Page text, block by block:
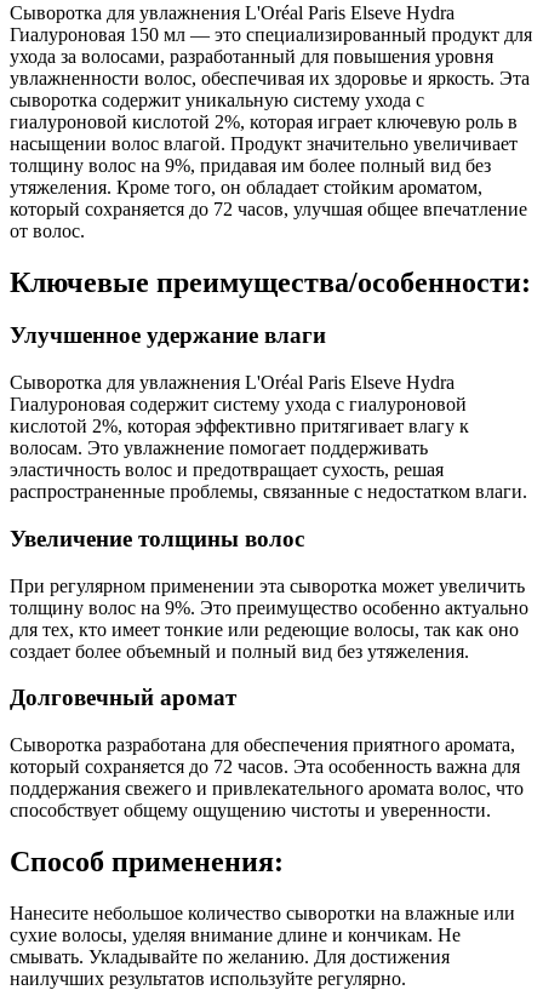
Сыворотка для увлажнения L'Oréal Paris Elseve Hydra
Гиалуроновая 150 мл — это специализированный продукт для
ухода за волосами, разработанный для повышения уровня
увлажненности волос, обеспечивая их здоровье и яркость. Эта
сыворотка содержит уникальную систему ухода с
гиалуроновой кислотой 2%, которая играет ключевую роль в
насыщении волос влагой. Продукт значительно увеличивает
толщину волос на 9%, придавая им более полный вид без
утяжеления. Кроме того, он обладает стойким ароматом,
который сохраняется до 72 часов, улучшая общее впечатление
от волос.
Ключевые преимущества/особенности:
Улучшенное удержание влаги
Сыворотка для увлажнения L'Oréal Paris Elseve Hydra
Гиалуроновая содержит систему ухода с гиалуроновой
кислотой 2%, которая эффективно притягивает влагу к
волосам. Это увлажнение помогает поддерживать
эластичность волос и предотвращает сухость, решая
распространенные проблемы, связанные с недостатком влаги.
Увеличение толщины волос
При регулярном применении эта сыворотка может увеличить
толщину волос на 9%. Это преимущество особенно актуально
для тех, кто имеет тонкие или редеющие волосы, так как оно
создает более объемный и полный вид без утяжеления.
Долговечный аромат
Сыворотка разработана для обеспечения приятного аромата,
который сохраняется до 72 часов. Эта особенность важна для
поддержания свежего и привлекательного аромата волос, что
способствует общему ощущению чистоты и уверенности.
Способ применения:
Нанесите небольшое количество сыворотки на влажные или
сухие волосы, уделяя внимание длине и кончикам. Не
смывать. Укладывайте по желанию. Для достижения
наилучших результатов используйте регулярно.